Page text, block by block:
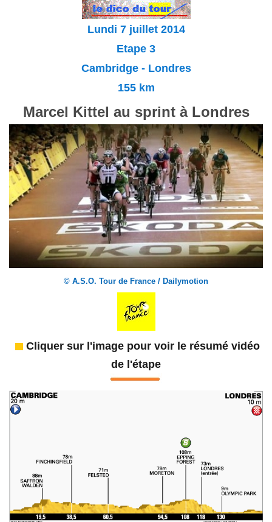
Lundi 7 juillet 2014
Etape 3
Cambridge - Londres
155 km
Marcel Kittel au sprint à Londres
© A.S.O. Tour de France / Dailymotion
Cliquer sur l'image pour voir le résumé vidéo
de l'étape